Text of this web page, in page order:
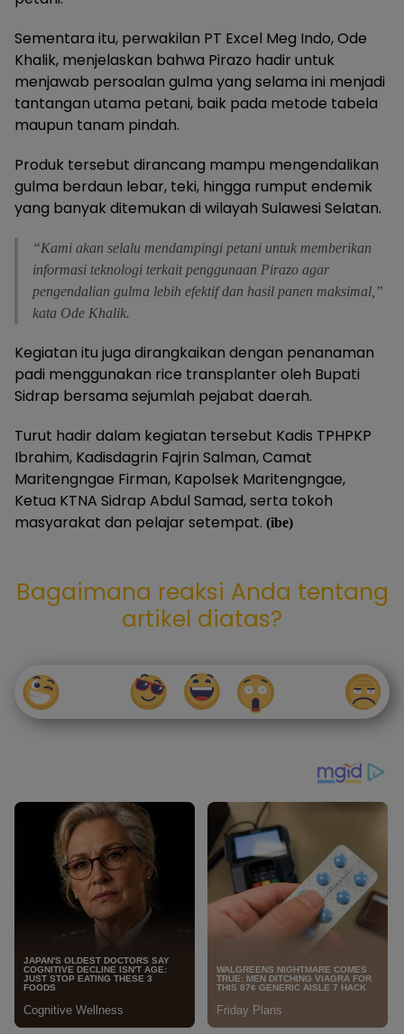
Sementara itu, perwakilan PT Excel Meg Indo, Ode
Khalik, menjelaskan bahwa Pirazo hadir untuk
menjawab persoalan gulma yang selama ini menjadi
tantangan utama petani, baik pada metode tabela
maupun tanam pindah.
Produk tersebut dirancang mampu mengendalikan
gulma berdaun lebar, teki, hingga rumput endemik
yang banyak ditemukan di wilayah Sulawesi Selatan.
“Kami akan selalu mendampingi petani untuk memberikan
informasi teknologi terkait penggunaan Pirazo agar
pengendalian gulma lebih efektif dan hasil panen maksimal,”
kata Ode Khalik.
Kegiatan itu juga dirangkaikan dengan penanaman
padi menggunakan rice transplanter oleh Bupati
Sidrap bersama sejumlah pejabat daerah.
Turut hadir dalam kegiatan tersebut Kadis TPHPKP
Ibrahim, Kadisdagrin Fajrin Salman, Camat
Maritengngae Firman, Kapolsek Maritengngae,
Ketua KTNA Sidrap Abdul Samad, serta tokoh
masyarakat dan pelajar setempat. (ibe)
Bagaimana reaksi Anda tentang
artikel diatas?